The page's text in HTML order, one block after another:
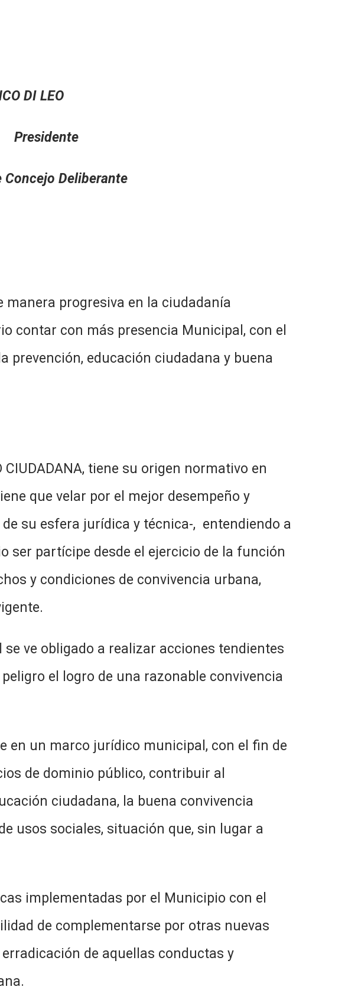
LEO
Deliberante
progresiva en la ciudadanía
contar con más presencia Municipal, con el
educación ciudadana y buena
tiene su origen normativo en
que velar por el mejor desempeño y
su esfera jurídica y técnica-, entendiendo a
ser partícipe desde el ejercicio de la función
y condiciones de convivencia urbana,
a realizar acciones tendientes
el logro de una razonable convivencia
jurídico municipal, con el fin de
de dominio público, contribuir al
ciudadana, la buena convivencia
usos sociales, situación que, sin lugar a
por el Municipio con el
de complementarse por otras nuevas
de aquellas conductas y